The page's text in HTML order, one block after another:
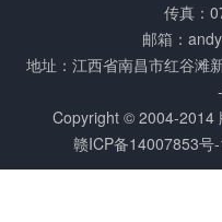
传真：
邮箱：
地址：江西省南昌市红谷滩
Copyright © 2004­-2014
赣ICP备14007853号-